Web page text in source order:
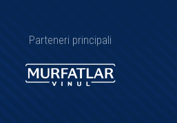
Parteneri principali